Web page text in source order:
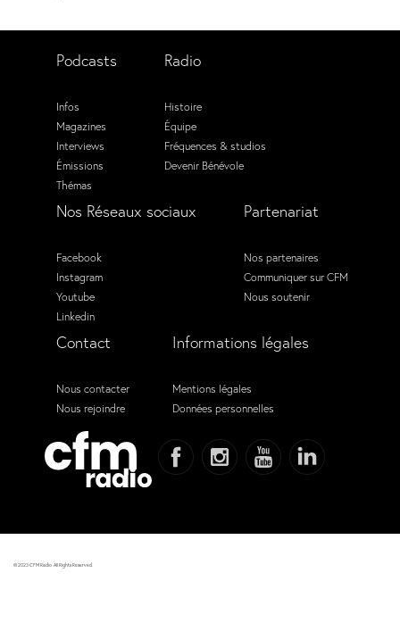
Podcasts
Infos
Magazines
Interviews
Émissions
Thémas
Radio
Histoire
Équipe
Fréquences & studios
Devenir Bénévole
Nos Réseaux sociaux
Facebook
Instagram
Youtube
Linkedin
Partenariat
Nos partenaires
Communiquer sur CFM
Nous soutenir
Contact
Nous contacter
Nous rejoindre
Informations légales
Mentions légales
Données personnelles
© 2023 CFM Radio. All Rights Reserved.